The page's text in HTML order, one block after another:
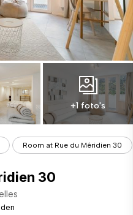
+1 foto's
Room at Rue du Méridien 30
30